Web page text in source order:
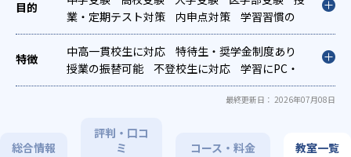
業・定期テスト対策
内申点対策
学習習慣の
定着
総合型選抜(旧AO)対策
推薦入試対策
学校別特化対策
国公立大対策 私大対策
共通
テスト対策
英検(英語検定)対策
漢検(漢字検
定)対策
数学特化対策
英語・英会話特化対
中高一貫校生に対応
特待生・奨学金制度あり
授業の振替可能
不登校生に対応
学習にPC・
タブレットを利用
オンライン対応
1科目から
季節講習のみの受講可
発達障害の
最終更新日： 2026年07月08日
総合情報
評判・口コ
ミ
コース・料金 教室一覧